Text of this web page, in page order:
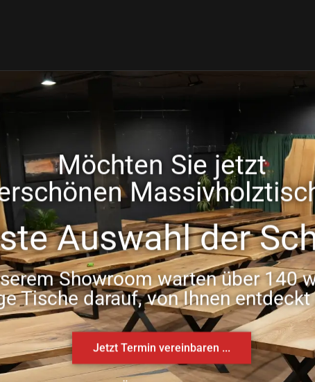
Möchten Sie jetzt
Auswahl der
Showroom warten über 140
Tische darauf, von Ihnen entdeckt
Jetzt Termin vereinbaren ...